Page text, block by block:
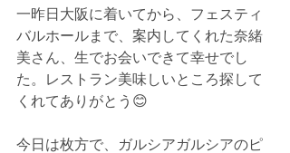
一昨日大阪に着いてから、フェスティ
バルホールまで、案内してくれた奈緒
美さん、生でお会いできて幸せでし
た。レストラン美味しいところ探して
くれてありがとう😊
今日は枚方で、ガルシアガルシアのピ